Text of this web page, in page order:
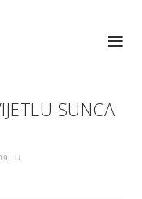
SUNCA
U